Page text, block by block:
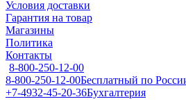
Условия доставки
Гарантия на товар
Магазины
Политика
Контакты
8-800-250-12-00
8-800-250-12-00Бесплатный по
+7-4932-45-20-36Бухгалтерия